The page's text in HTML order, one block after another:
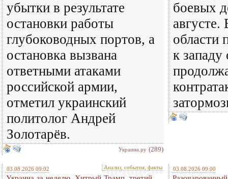
убытки в результате
остановки работы
глубоководных портов, а
остановка вызвана
ответными атаками
российской армии,
отметил украинский
политолог Андрей
Золотарёв.
Украина.ру (289)
боевых
области
к
03.08.2026 09:02 Анализ, события, факты 03.08.2026 09:00